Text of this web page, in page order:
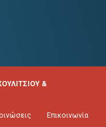
&
Επικοινωνία